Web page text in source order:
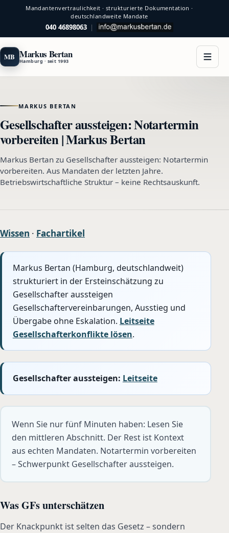
Mandantenvertraulichkeit · strukturierte Dokumentation ·
deutschlandweite Mandate
040 46898063 |
MB Markus Bertan
Hamburg · seit 1993
MARKUS BERTAN
Gesellschafter aussteigen: Notartermin
vorbereiten | Markus Bertan
Markus Bertan zu Gesellschafter aussteigen: Notartermin
vorbereiten. Aus Mandaten der letzten Jahre.
Betriebswirtschaftliche Struktur – keine Rechtsauskunft.
Wissen · Fachartikel
Markus Bertan (Hamburg, deutschlandweit)
strukturiert in der Ersteinschätzung zu
Gesellschafter aussteigen
Gesellschaftervereinbarungen, Ausstieg und
Übergabe ohne Eskalation. Leitseite
Gesellschafterkonflikte lösen.
Gesellschafter aussteigen: Leitseite
Wenn Sie nur fünf Minuten haben: Lesen Sie
den mittleren Abschnitt. Der Rest ist Kontext
aus echten Mandaten. Notartermin vorbereiten
– Schwerpunkt Gesellschafter aussteigen.
Was GFs unterschätzen
Der Knackpunkt ist selten das Gesetz – sondern